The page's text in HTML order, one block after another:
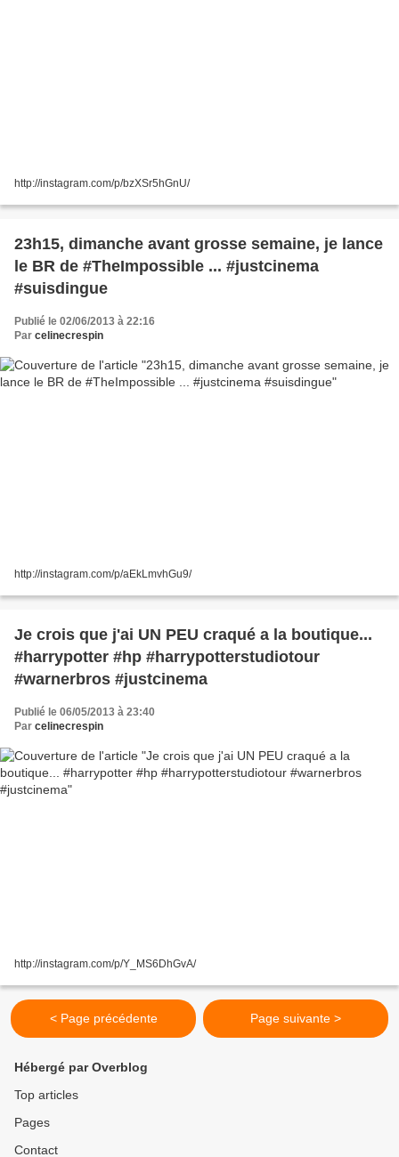
http://instagram.com/p/bzXSr5hGnU/
23h15, dimanche avant grosse semaine, je lance
le BR de #TheImpossible ... #justcinema
#suisdingue
Publié le 02/06/2013 à 22:16
Par celinecrespin
http://instagram.com/p/aEkLmvhGu9/
Je crois que j'ai UN PEU craqué a la boutique...
#harrypotter #hp #harrypotterstudiotour
#warnerbros #justcinema
Publié le 06/05/2013 à 23:40
Par celinecrespin
http://instagram.com/p/Y_MS6DhGvA/
< Page précédente Page suivante >
Hébergé par Overblog
Top articles
Pages
Contact